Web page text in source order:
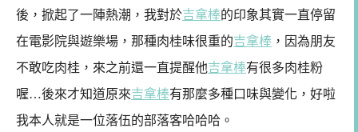
後，掀起了一陣熱潮，我對於吉拿棒的印象其實一直停留
在電影院與遊樂場，那種肉桂味很重的吉拿棒 ，因為朋友
不敢吃肉桂，來之前還一直提醒他吉拿棒有很多肉桂粉
喔…後來才知道原來吉拿棒有那麼多種口味與變化，好啦
我本人就是一位落伍的部落客哈哈哈。